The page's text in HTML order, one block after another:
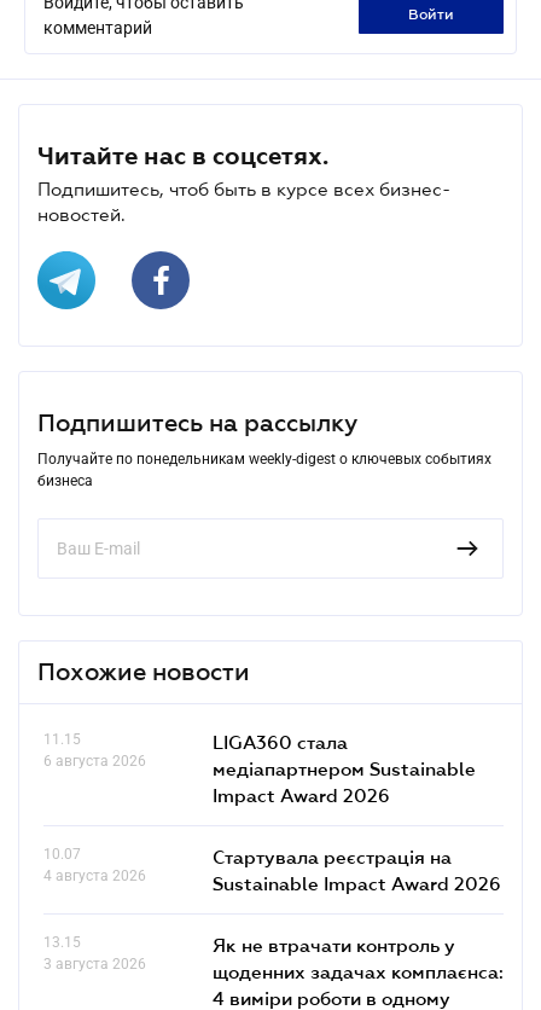
комментарий
войти
Читайте нас в соцсетях.
Подпишитесь, чтоб быть в курсе всех бизнес-
новостей.
Подпишитесь на рассылку
Получайте по понедельникам weekly-digest о ключевых событиях
бизнеса
Похожие новости
11.15
6 августа 2026
LIGA360 стала
медіапартнером Sustainable
Impact Award 2026
10.07
4 августа 2026
Стартувала реєстрація на
Sustainable Impact Award 2026
13.15
3 августа 2026
Як не втрачати контроль у
щоденних задачах комплаєнса:
4 виміри роботи в одному